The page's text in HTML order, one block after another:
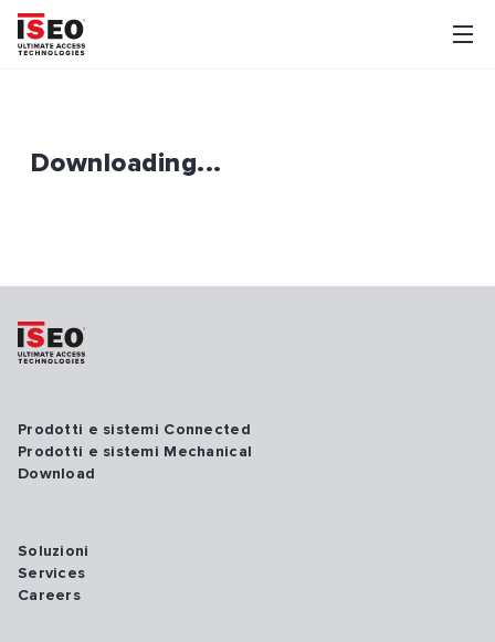
Downloading...
Prodotti e sistemi Connected
Prodotti e sistemi Mechanical
Download
Soluzioni
Services
Careers